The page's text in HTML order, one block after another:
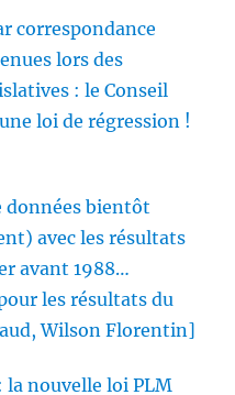
correspondance
lors des
: le Conseil
loi de régression !
données bientôt
avec les résultats
avant 1988…
les résultats du
Wilson Florentin]
la nouvelle loi PLM